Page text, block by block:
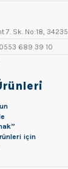
7. Sk. No:18,
689 39 10
için